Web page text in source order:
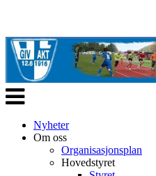
Veksle
navigasjon
Nyheter
Om oss
Organisasjonsplan
Hovedstyret